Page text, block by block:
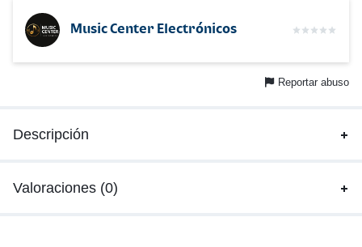
Music Center Electrónicos
Reportar abuso
Descripción
Valoraciones (0)